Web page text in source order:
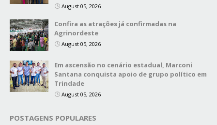
August 05, 2026
Confira as atrações já confirmadas na
Agrinordeste
August 05, 2026
Em ascensão no cenário estadual, Marconi
Santana conquista apoio de grupo político em
Trindade
August 05, 2026
POSTAGENS POPULARES